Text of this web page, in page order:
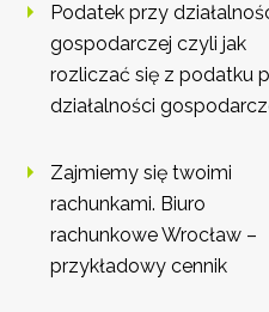
Podatek przy
gospodarczej czyli jak
rozliczać się z podatku
działalności
Zajmiemy się twoimi
rachunkami. Biuro
rachunkowe Wrocław –
przykładowy cennik